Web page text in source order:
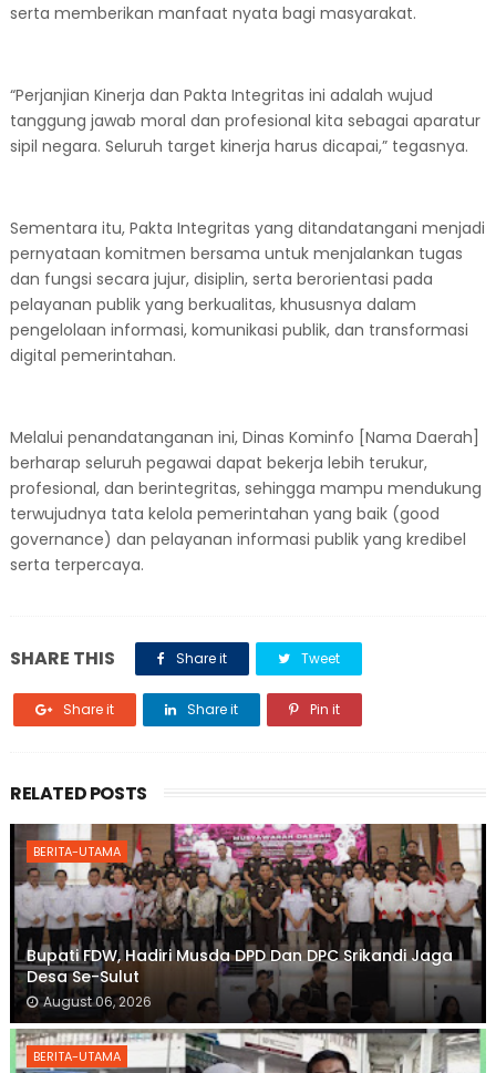
serta memberikan manfaat nyata bagi masyarakat.
“Perjanjian Kinerja dan Pakta Integritas ini adalah wujud
tanggung jawab moral dan profesional kita sebagai aparatur
sipil negara. Seluruh target kinerja harus dicapai,” tegasnya.
Sementara itu, Pakta Integritas yang ditandatangani menjadi
pernyataan komitmen bersama untuk menjalankan tugas
dan fungsi secara jujur, disiplin, serta berorientasi pada
pelayanan publik yang berkualitas, khususnya dalam
pengelolaan informasi, komunikasi publik, dan transformasi
digital pemerintahan.
Melalui penandatanganan ini, Dinas Kominfo [Nama Daerah]
berharap seluruh pegawai dapat bekerja lebih terukur,
profesional, dan berintegritas, sehingga mampu mendukung
terwujudnya tata kelola pemerintahan yang baik (good
governance) dan pelayanan informasi publik yang kredibel
serta terpercaya.
SHARE THIS Share it Tweet
Share it Share it Pin it
RELATED POSTS
BERITA-UTAMA
Bupati FDW, Hadiri Musda DPD Dan DPC Srikandi Jaga
Desa Se-Sulut
August 06, 2026
BERITA-UTAMA